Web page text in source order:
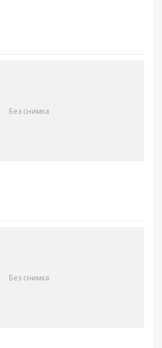
Без снимка
Без снимка